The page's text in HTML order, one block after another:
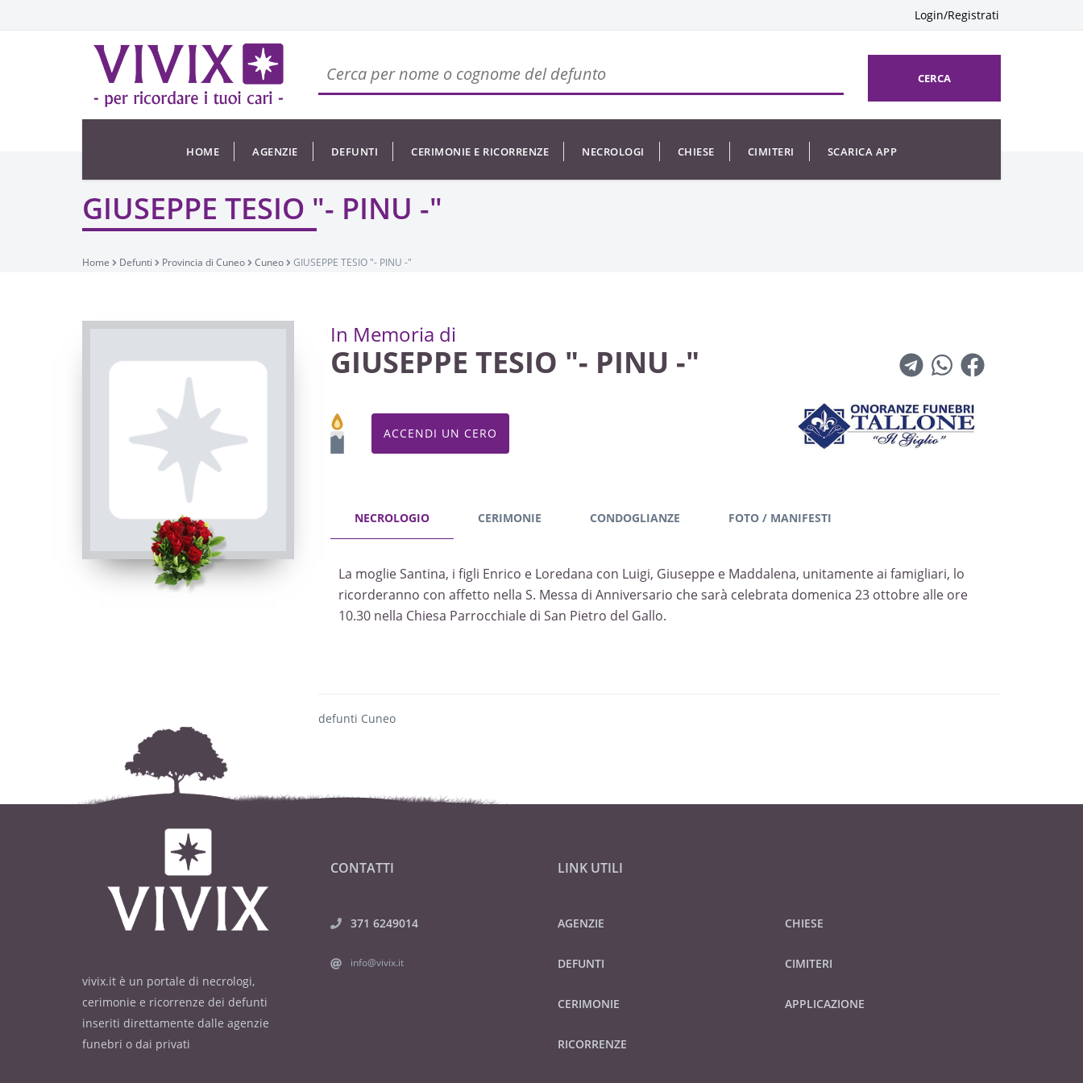
Login/Registrati
CERCA
HOME AGENZIE DEFUNTI CERIMONIE E RICORRENZE NECROLOGI CHIESE CIMITERI SCARICA APP
GIUSEPPE TESIO "- PINU -"
Home Defunti Provincia di Cuneo Cuneo GIUSEPPE TESIO "- PINU -"
In Memoria di
GIUSEPPE TESIO "- PINU -"
ACCENDI UN CERO
NECROLOGIO CERIMONIE CONDOGLIANZE FOTO / MANIFESTI
La moglie Santina, i figli Enrico e Loredana con Luigi, Giuseppe e Maddalena, unitamente ai famigliari, lo
ricorderanno con affetto nella S. Messa di Anniversario che sarà celebrata domenica 23 ottobre alle ore
10.30 nella Chiesa Parrocchiale di San Pietro del Gallo.
defunti Cuneo
vivix.it è un portale di necrologi,
cerimonie e ricorrenze dei defunti
inseriti direttamente dalle agenzie
funebri o dai privati
CONTATTI
371 6249014
info@vivix.it
LINK UTILI
AGENZIE
DEFUNTI
CERIMONIE
RICORRENZE
CHIESE
CIMITERI
APPLICAZIONE